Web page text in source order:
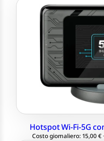
Hotspot Wi-Fi-5G
Costo giornaliero: 15,00
Hotspot da 5G
Velocità di
Porta LAN
Fino a 32
SIM Wind dati
in UE